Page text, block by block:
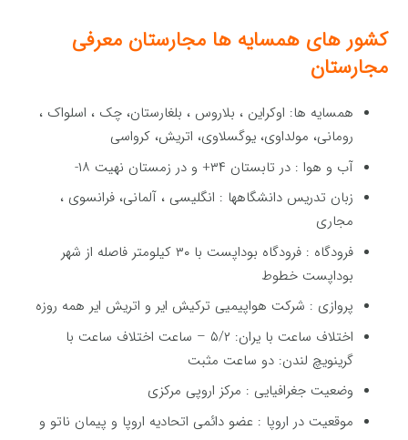
کشور های همسایه هامجارستان معرفی
مجارستان
همسایه ها: اوکراین ، بلاروس ، بلغارستان، چک ، اسلواک ،
رومانی، مولداوی، یوگسلاوی، اتریش، كرواسی
آب و هوا : در تابستان ۳۴+ و در زمستان نهیت ۱۸-
زبان تدریس دانشگاهها : انگلیسی ، آلمانی، فرانسوی ،
مجاری
فرودگاه : فرودگاه بوداپست با ۳۰ كیلومتر فاصله از شهر
بوداپست خطوط
پروازی : شركت هواپیمیی ترکیش ایر و اتریش ایر همه روزه
اختلاف ساعت با یران: ۵/۲ – ساعت اختلاف ساعت با
گرینویچ لندن: دو ساعت مثبت
وضعیت جغرافیایی : مركز اروپی مركزی
موقعیت در اروپا : عضو دائمی اتحادیه اروپا و پیمان ناتو و